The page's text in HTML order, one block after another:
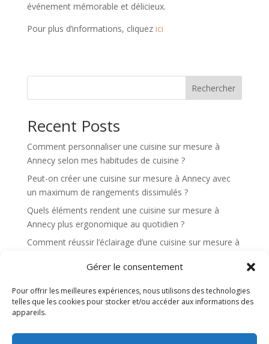
Gérer le consentement
Pour offrir les meilleures expériences, nous utilisons des technologies
telles que les cookies pour stocker et/ou accéder aux informations des
appareils.
événement mémorable et délicieux.
Pour plus d’informations, cliquez ici
Rechercher
Recent Posts
Comment personnaliser une cuisine sur mesure à
Annecy selon mes habitudes de cuisine ?
Peut-on créer une cuisine sur mesure à Annecy avec
un maximum de rangements dissimulés ?
Quels éléments rendent une cuisine sur mesure à
Annecy plus ergonomique au quotidien ?
Comment réussir l’éclairage d’une cuisine sur mesure à
Quels sont les avantages d’une cuisine sur mesure à
Annecy pour une cuisine ouverte sur le salon ?
Recent Comments